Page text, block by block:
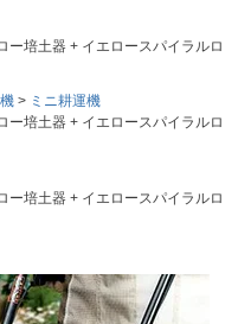
ー培土器 + イエロースパイラルロ
ミニ耕運機
ー培土器 + イエロースパイラルロ
ー培土器 + イエロースパイラルロ